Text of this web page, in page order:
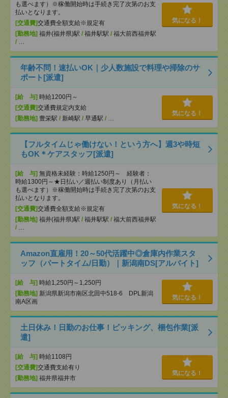
も選べます）※稼働開始時は手続き完了次第のお支
払いとなります。
[交通費]交通費全額支給※規定有
[勤務地] 福井(福井県)駅 / 福井駅駅 / 福大前西福井駅
/ …
気になる！
年齢不問！速払いOK｜少人数施設で料理や掃除のサ
ポート[派遣]
[給 与] 時給1200円～
[交通費]交通費規定内支給
[勤務地] 豊栄駅 / 新崎駅 / 早通駅 / …
気になる！
【フルタイムじゃ働けない！という方へ】週3や時短
もOK＊ケアスタッフ[派遣]
[給 与] 無資格未経験：時給1250円～ 経験者：
時給1300円～★日払い／週払い制度あり（月払い
も選べます）※稼働開始時は手続き完了次第のお支
払いとなります。
[交通費]交通費全額支給※規定有
[勤務地] 福井(福井県)駅 / 福井駅駅 / 福大前西福井駅
/ …
気になる！
Amazon直雇用！20～50代活躍中◎倉庫内作業スタ
ッフ（パートタイム/日勤）｜新潟南DS[アルバイト]
[給 与] 時給1,250円～1,250円
[勤務地] 新潟県新潟市南区北田中518-6 DPL新潟
南A区画
気になる！
土日休み！日勤のお仕事！ピッキング、梱包作業[派
遣]
[給 与] 時給1108円
[交通費]交通費支給有り
[勤務地] 福井県福井市
気になる！